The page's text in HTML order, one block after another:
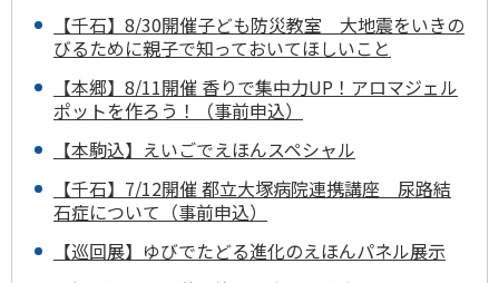
【千石】8/30開催子ども防災教室 大地震をいきの
びるために親子で知っておいてほしいこと
【本郷】8/11開催 香りで集中力UP！アロマジェル
ポットを作ろう！（事前申込）
【本駒込】えいごでえほんスペシャル
【千石】7/12開催 都立大塚病院連携講座 尿路結
石症について（事前申込）
【巡回展】ゆびでたどる進化のえほんパネル展示